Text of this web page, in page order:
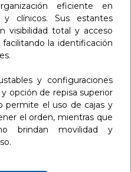
eficiente en
y clínicos. Sus estantes
visibilidad total y acceso
la identificación
y configuraciones
opción de repisa superior
permite el uso de cajas y
el orden, mientras que
brindan movilidad y